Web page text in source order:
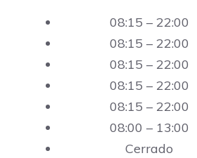
08:15 – 22:00
08:15 – 22:00
08:15 – 22:00
08:15 – 22:00
08:15 – 22:00
08:00 – 13:00
Cerrado